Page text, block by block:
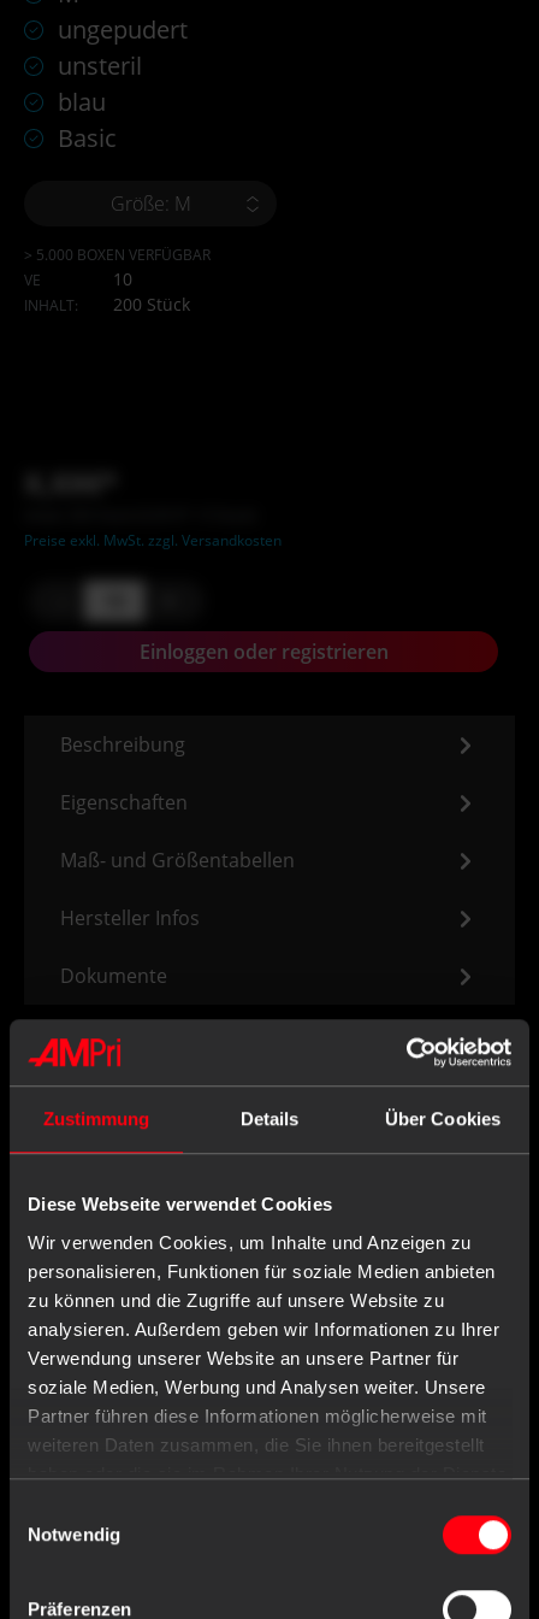
Zustimmung Details Über Cookies
Diese Webseite verwendet Cookies
Wir verwenden Cookies, um Inhalte und Anzeigen zu
personalisieren, Funktionen für soziale Medien anbieten
zu können und die Zugriffe auf unsere Website zu
analysieren. Außerdem geben wir Informationen zu Ihrer
Verwendung unserer Website an unsere Partner für
soziale Medien, Werbung und Analysen weiter. Unsere
Partner führen diese Informationen möglicherweise mit
weiteren Daten zusammen, die Sie ihnen bereitgestellt
haben oder die sie im Rahmen Ihrer Nutzung der Dienste
Notwendig
Präferenzen
ungepudert
unsteril
blau
Basic
Größe: M
> 5.000 BOXEN VERFÜGBAR
VE
10
INHALT: 200 Stück
Preise exkl. MwSt. zzgl. Versandkosten
Einloggen oder registrieren
Beschreibung
Eigenschaften
Maß- und Größentabellen
Hersteller Infos
Dokumente
Wird oft zusammen gekauft mit